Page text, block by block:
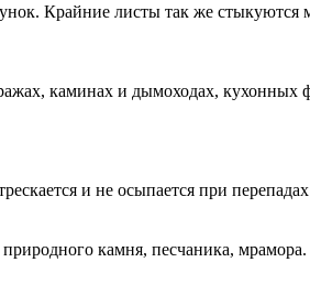
Крайние листы так же стыкуются
каминах и дымоходах, кухонных
и не осыпается при
камня, песчаника,